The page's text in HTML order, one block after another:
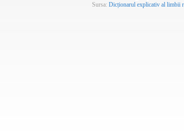
Sursa: Dicționarul explicativ al limbii